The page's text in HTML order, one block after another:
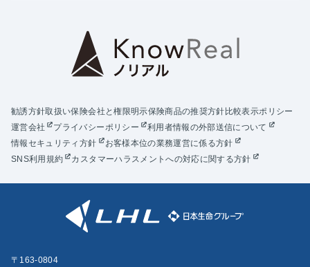
勧誘方針取扱い保険会社と権限明示保険商品の推奨方針比較表示ポリシー
運営会社
プライバシーポリシー
利用者情報の外部送信について
情報セキュリティ方針
お客様本位の業務運営に係る方針
SNS利用規約
カスタマーハラスメントへの対応に関する方針
〒163-0804